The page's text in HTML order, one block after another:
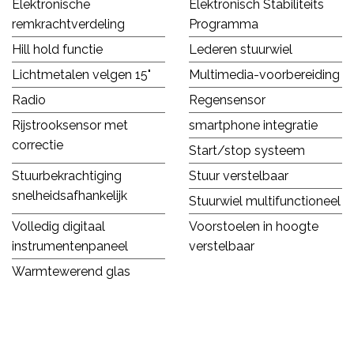
Elektronische
remkrachtverdeling
Elektronisch Stabiliteits
Programma
Hill hold functie
Lederen stuurwiel
Lichtmetalen velgen 15"
Multimedia-voorbereiding
Radio
Regensensor
Rijstrooksensor met
correctie
smartphone integratie
Start/stop systeem
Stuurbekrachtiging
snelheidsafhankelijk
Stuur verstelbaar
Stuurwiel multifunctioneel
Volledig digitaal
instrumentenpaneel
Voorstoelen in hoogte
verstelbaar
Warmtewerend glas